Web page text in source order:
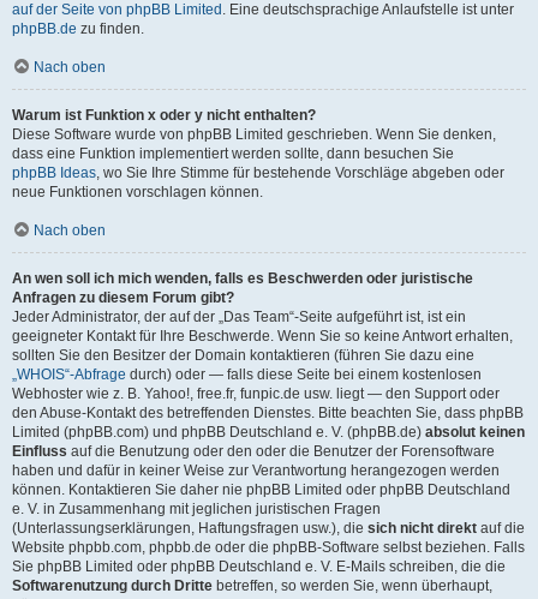
auf der Seite von phpBB Limited . Eine deutschsprachige Anlaufstelle ist unter
phpBB.de zu finden.
Nach oben
Warum ist Funktion x oder y nicht enthalten?
Diese Software wurde von phpBB Limited geschrieben. Wenn Sie denken,
dass eine Funktion implementiert werden sollte, dann besuchen Sie
phpBB Ideas, wo Sie Ihre Stimme für bestehende Vorschläge abgeben oder
neue Funktionen vorschlagen können.
Nach oben
An wen soll ich mich wenden, falls es Beschwerden oder juristische
Anfragen zu diesem Forum gibt?
Jeder Administrator, der auf der „Das Team“-Seite aufgeführt ist, ist ein
geeigneter Kontakt für Ihre Beschwerde. Wenn Sie so keine Antwort erhalten,
sollten Sie den Besitzer der Domain kontaktieren (führen Sie dazu eine
„WHOIS“-Abfrage durch) oder — falls diese Seite bei einem kostenlosen
Webhoster wie z. B. Yahoo!, free.fr, funpic.de usw. liegt — den Support oder
den Abuse-Kontakt des betreffenden Dienstes. Bitte beachten Sie, dass phpBB
Limited (phpBB.com) und phpBB Deutschland e. V. (phpBB.de) absolut keinen
Einfluss auf die Benutzung oder den oder die Benutzer der Forensoftware
haben und dafür in keiner Weise zur Verantwortung herangezogen werden
können. Kontaktieren Sie daher nie phpBB Limited oder phpBB Deutschland
e. V. in Zusammenhang mit jeglichen juristischen Fragen
(Unterlassungserklärungen, Haftungsfragen usw.), die sich nicht direkt auf die
Website phpbb.com, phpbb.de oder die phpBB-Software selbst beziehen. Falls
Sie phpBB Limited oder phpBB Deutschland e. V. E-Mails schreiben, die die
Softwarenutzung durch Dritte betreffen, so werden Sie, wenn überhaupt,